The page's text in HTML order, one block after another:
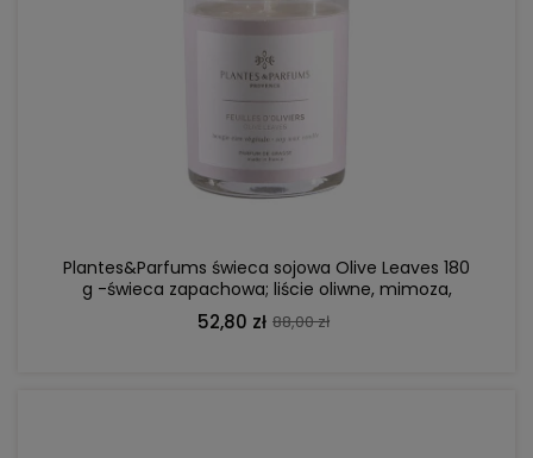
Plantes&Parfums świeca sojowa Olive Leaves 180
g -świeca zapachowa; liście oliwne, mimoza,
piwonia
52,80 zł 88,00 zł
DO KOSZYKA